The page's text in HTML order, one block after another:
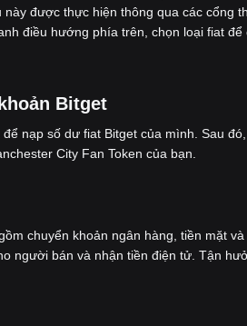
này được thực hiện thông qua các cổng
điều hướng phía trên, chọn loại fiat để
Bitget
nạp số dư fiat Bitget của mình. Sau đó,
City Fan Token của bạn.
chuyển khoản ngân hàng, tiền mặt
người bán và nhận tiền điện tử. Tận